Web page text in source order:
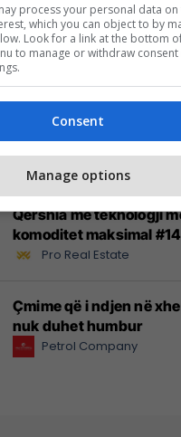
Dy kombinime perfekte
iftarit - Iftar Mix nga
Burger King
Përgaditja që ta bën
të qetë
APR - Asistencë E
Shtëpi 270m² për
Qershia me teknologji
komoditet maksimal
Pro Real Estate
Çmime që i ndjen në
nuk duhet humbur
Petrol Company
process your personal data on
which you can object to by
Look for a link at the bottom
to manage or withdraw
Consent
Manage options